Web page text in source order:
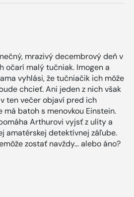
mrazivý decembrový deň v
očarí malý tučniak. Imogen a
vyhlási, že tučniačik ich môže
chcieť. Ani jeden z nich však
ten večer objaví pred ich
batoh s menovkou Einstein.
Arthurovi vyjsť z ulity a
amatérskej detektívnej záľube.
zostať navždy... alebo áno?